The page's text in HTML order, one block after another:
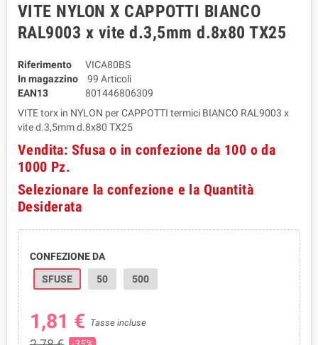
VITE NYLON X CAPPOTTI BIANCO
RAL9003 x vite d.3,5mm d.8x80 TX25
Riferimento
VICA80BS
In magazzino
99 Articoli
EAN13
801446806309
VITE torx in NYLON per CAPPOTTI termici BIANCO RAL9003 x
vite d.3,5mm d.8x80 TX25
Vendita: Sfusa o in confezione da 100 o da
1000 Pz.
Selezionare la confezione e la Quantità
Desiderata
CONFEZIONE DA
SFUSE
50 500
1,81 € Tasse incluse